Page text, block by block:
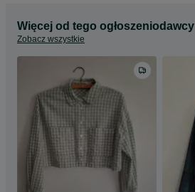
Więcej od tego ogłoszeniodawcy
Zobacz wszystkie